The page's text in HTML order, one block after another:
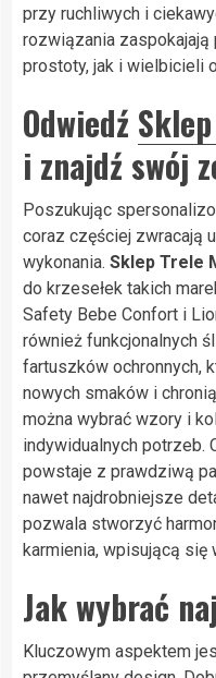
przy ruchliwych i
rozwiązania
prostoty, jak i wielbicieli
Odwiedź
i znajdź swój
Poszukując
coraz częściej zwracają
wykonania. Sklep Trele
do krzesełek takich
Safety Bebe Confort i
również funkcjonalnych
fartuszków ochronnych,
nowych smaków i
można wybrać wzory i
indywidualnych potrzeb.
powstaje z prawdziwą
nawet najdrobniejsze
pozwala stworzyć
karmienia, wpisującą się
Jak wybrać
Kluczowym aspektem